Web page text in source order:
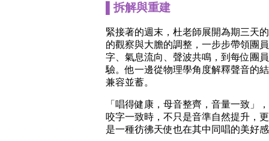
▌拆解與重建
緊接著的週末，杜老師展開為期三天
的觀察與大膽的調整，一步步帶領團
字、氣息流向、聲波共鳴，到每位團
驗。他一邊從物理學角度解釋聲音的
兼容並蓄。
「唱得健康，母音整齊，音量一致」
咬字一致時，不只是音準自然提升，
是一種彷彿天使也在其中同唱的美好